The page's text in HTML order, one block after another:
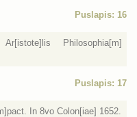
Puslapis: 16
Philosophia[m]
Puslapis: 17
In 8vo Colon[iae] 1652.